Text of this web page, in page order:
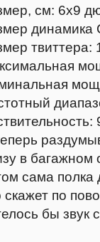
см: 6х9
динамика
твиттера:
в багажном
сама полка
скажет по
бы